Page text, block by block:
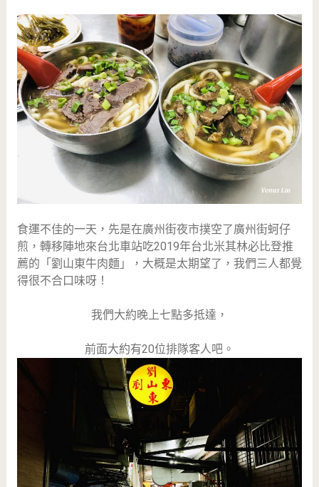
食運不佳的一天，先是在廣州街夜市撲空了廣州街蚵仔
煎，轉移陣地來台北車站吃2019年台北米其林必比登推
薦的「劉山東牛肉麵」，大概是太期望了，我們三人都覺
得很不合口味呀！
我們大約晚上七點多抵達，
前面大約有20位排隊客人吧。